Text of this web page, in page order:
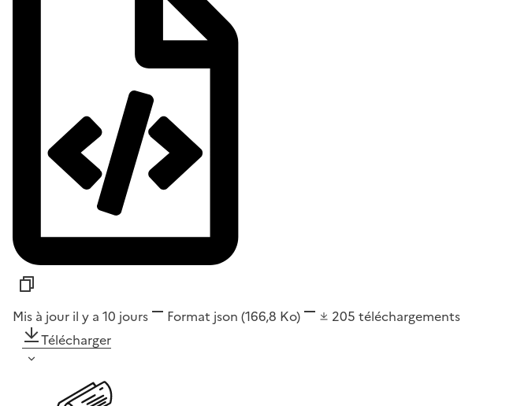
Mis à jour il y a 10 jours Format json (166,8 Ko) 205 téléchargements
Télécharger